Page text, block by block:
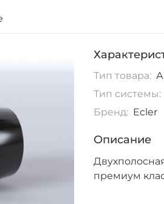
Тип товара:
Тип системы:
Бренд: Ecler
Описание
премиум